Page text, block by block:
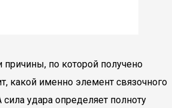
причины, по которой получено
какой именно элемент связочного
сила удара определяет полноту